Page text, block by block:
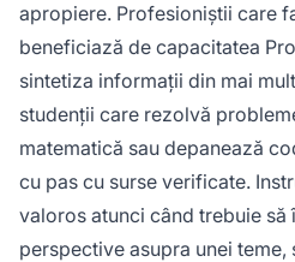
apropiere. Profesioniștii care
beneficiază de capacitatea
sintetiza informații din mai
studenții care rezolvă
matematică sau depanează
cu pas cu surse verificate.
valoros atunci când trebuie să
perspective asupra unei